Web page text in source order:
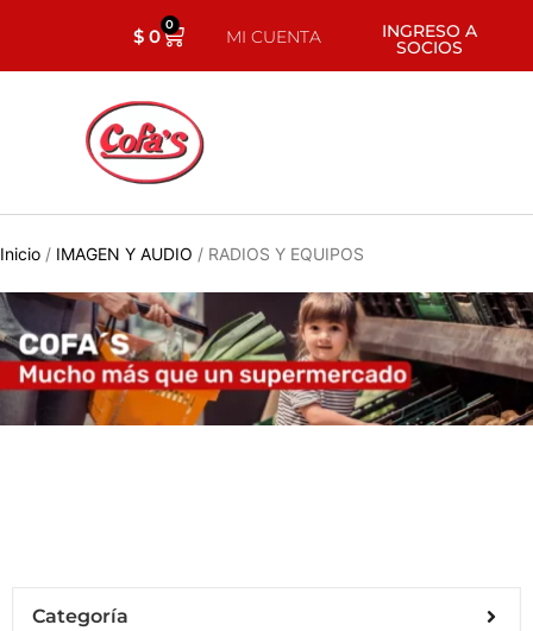
$0 0
MI CUENTA INGRESO A
SOCIOS
Inicio / IMAGEN Y AUDIO / RADIOS Y EQUIPOS
Categoría